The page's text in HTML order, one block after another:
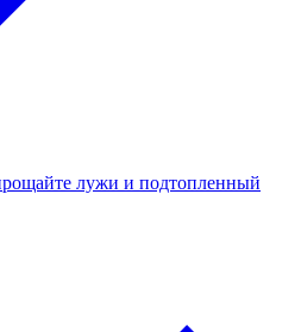
лужи и подтопленный